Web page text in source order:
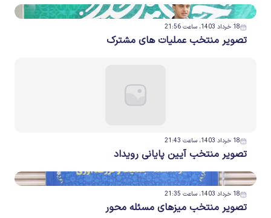
18 خرداد 1403، ساعت 21:56
تصویر منتخب عملیات های مشترک
18 خرداد 1403، ساعت 21:43
تصویر منتخب آیین پایانی رویداد
18 خرداد 1403، ساعت 21:35
تصویر منتخب میزهای مسئله محور